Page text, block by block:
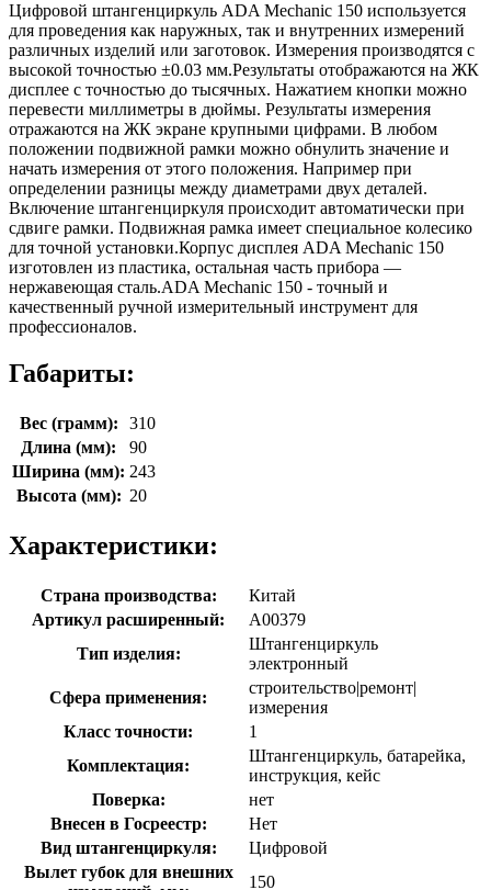
Цифровой штангенциркуль ADA Mechanic 150 используется
для проведения как наружных, так и внутренних измерений
различных изделий или заготовок. Измерения производятся с
высокой точностью ±0.03 мм.Результаты отображаются на ЖК
дисплее с точностью до тысячных. Нажатием кнопки можно
перевести миллиметры в дюймы. Результаты измерения
отражаются на ЖК экране крупными цифрами. В любом
положении подвижной рамки можно обнулить значение и
начать измерения от этого положения. Например при
определении разницы между диаметрами двух деталей.
Включение штангенциркуля происходит автоматически при
сдвиге рамки. Подвижная рамка имеет специальное колесико
для точной установки.Корпус дисплея ADA Mechanic 150
изготовлен из пластика, остальная часть прибора —
нержавеющая сталь.ADA Mechanic 150 - точный и
качественный ручной измерительный инструмент для
профессионалов.
Габариты:
Вес (грамм):
310
Длина (мм):
90
Ширина (мм): 243
Высота (мм): 20
Характеристики:
Страна производства:
Китай
Артикул расширенный:
А00379
Тип изделия:
Штангенциркуль
электронный
Сфера применения:
строительство|ремонт|
измерения
Класс точности:
1
Комплектация:
Штангенциркуль, батарейка,
инструкция, кейс
Поверка:
нет
Внесен в Госреестр:
Нет
Вид штангенциркуля:
Цифровой
Вылет губок для внешних
150